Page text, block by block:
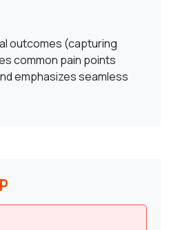
outcomes (capturing
common pain points
emphasizes seamless